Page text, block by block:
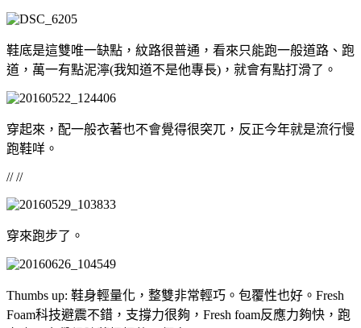
鞋底是這雙唯一缺點，紋路很普通，看來只能跑一般道路、跑
道，萬一有點泥濘(我知道不是他專長)，就會有點打滑了。
穿起來，配一般衣著也不會覺得很突兀，反正今年就是流行慢
跑鞋咩。
// //
穿來跑步了。
Thumbs up: 鞋身輕量化，整雙非常輕巧。包覆性也好。Fresh
Foam科技避震不錯，支撐力很夠，Fresh foam反應力夠快，跑